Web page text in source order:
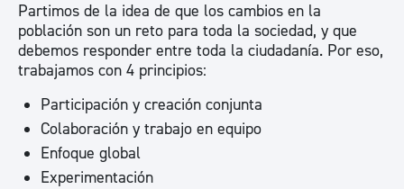
Partimos de la idea de que los cambios en la
población son un reto para toda la sociedad, y que
debemos responder entre toda la ciudadanía. Por eso,
trabajamos con 4 principios:
Participación y creación conjunta
Colaboración y trabajo en equipo
Enfoque global
Experimentación